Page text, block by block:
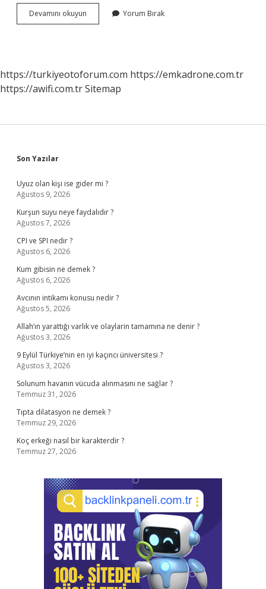
Devamını okuyun
Balığı
Yorum Bırak
https://turkiyeotoforum.com https://emkadrone.com.tr
https://awifi.com.trSitemap
Sidebar
Son Yazılar
Uyuz olan kişi ise gider mi ?
Ağustos 9, 2026
Kurşun suyu neye faydalıdır ?
Ağustos 7, 2026
CPI ve SPI nedir ?
Ağustos 6, 2026
Kum gibisin ne demek ?
Ağustos 6, 2026
Avcının intikamı konusu nedir ?
Ağustos 5, 2026
Allah’ın yarattığı varlık ve olaylarin tamamına ne denir ?
Ağustos 3, 2026
9 Eylül Türkiye’nin en iyi kaçıncı üniversitesi ?
Ağustos 3, 2026
Solunum havanın vücuda alınmasını ne sağlar ?
Temmuz 31, 2026
Tıpta dilatasyon ne demek ?
Temmuz 29, 2026
Koç erkeği nasıl bir karakterdir ?
Temmuz 27, 2026